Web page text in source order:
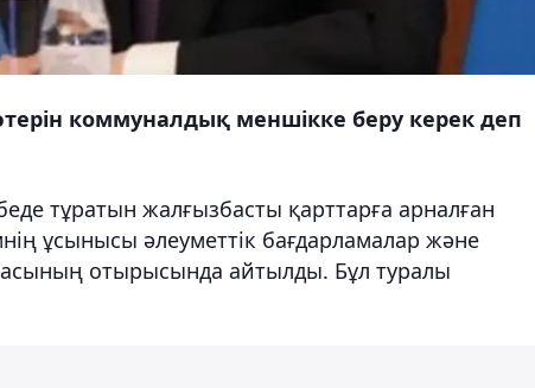
коммуналдық меншікке беру керек деп
тұратын жалғызбасты қарттарға арналған
ұсынысы әлеуметтік бағдарламалар және
отырысында айтылды. Бұл туралы